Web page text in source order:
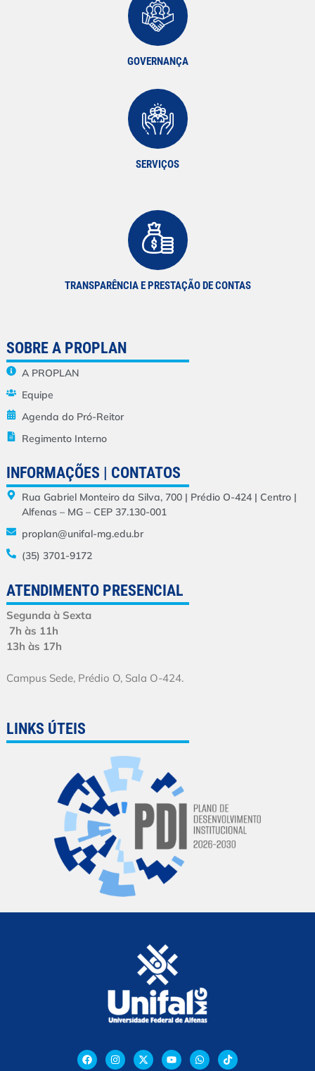
GOVERNANÇA
SERVIÇOS
TRANSPARÊNCIA E PRESTAÇÃO DE CONTAS
SOBRE A PROPLAN
A PROPLAN
Equipe
Agenda do Pró-Reitor
Regimento Interno
INFORMAÇÕES | CONTATOS
Rua Gabriel Monteiro da Silva, 700 | Prédio O-424 | Centro |
Alfenas – MG – CEP 37.130-001
proplan@unifal-mg.edu.br
(35) 3701-9172
ATENDIMENTO PRESENCIAL
Segunda à Sexta
7h às 11h
13h às 17h
Campus Sede, Prédio O, Sala O-424.
LINKS ÚTEIS